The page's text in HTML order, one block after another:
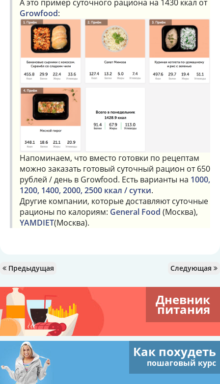
А это пример суточного рациона на 1430 ккал от
Growfood:
Напоминаем, что вместо готовки по рецептам
можно заказать готовый суточный рацион от 650
рублей / день в Growfood. Есть варианты на 1000,
1200, 1400, 2000, 2500 ккал / сутки.
Другие компании, которые доставляют суточные
рационы по калориям: General Food (Москва),
YAMDIET(Москва).
Предыдущая Следующая
Дневник
питания
Как похудеть
пошаговый курс